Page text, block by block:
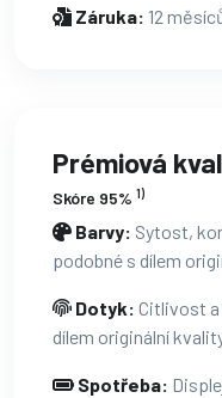
Záruka: 12
Prémiová
Skóre 95% 1)
Barvy: Sytost,
podobné s dílem
Dotyk: Citlivost
dílem originální
Spotřeba: